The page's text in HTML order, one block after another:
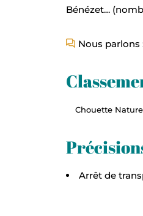
Bénézet…
Nous parlons
Chouette Nature
Arrêt de